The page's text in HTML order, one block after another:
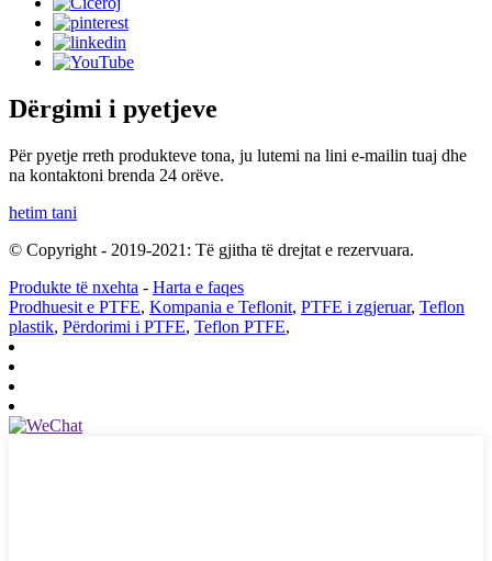
Dërgimi i pyetjeve
Për pyetje rreth produkteve tona, ju lutemi na lini e-mailin tuaj dhe
na kontaktoni brenda 24 orëve.
hetim tani
© Copyright - 2019-2021: Të gjitha të drejtat e rezervuara.
Produkte të nxehta - Harta e faqes
Prodhuesit e PTFE, Kompania e Teflonit, PTFE i zgjeruar, Teflon
plastik, Përdorimi i PTFE, Teflon PTFE,